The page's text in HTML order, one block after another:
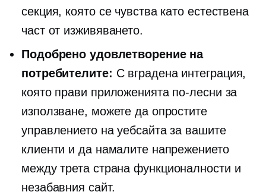
секция, която се чувства като естествена
част от изживяването.
Подобрено удовлетворение на
потребителите: С вградена интеграция,
която прави приложенията по-лесни за
използване, можете да опростите
управлението на уебсайта за вашите
клиенти и да намалите напрежението
междутрета страна функционалности и
незабавния сайт.